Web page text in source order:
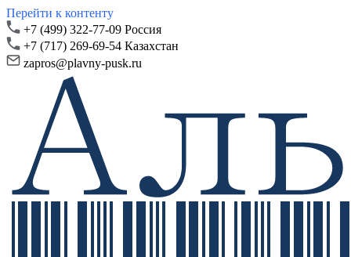
Перейти к контенту
+7 (499) 322-77-09 Россия
+7 (717) 269-69-54 Казахстан
zapros@plavny-pusk.ru